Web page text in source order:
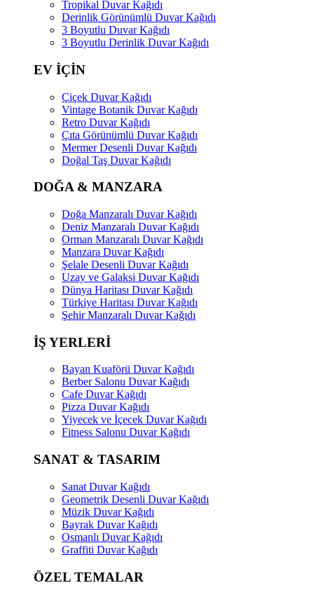
Tropikal Duvar Kağıdı
Derinlik Görünümlü Duvar Kağıdı
3 Boyutlu Duvar Kağıdı
3 Boyutlu Derinlik Duvar Kağıdı
EV İÇİN
Çiçek Duvar Kağıdı
Vintage Botanik Duvar Kağıdı
Retro Duvar Kağıdı
Çıta Görünümlü Duvar Kağıdı
Mermer Desenli Duvar Kağıdı
Doğal Taş Duvar Kağıdı
DOĞA & MANZARA
Doğa Manzaralı Duvar Kağıdı
Deniz Manzaralı Duvar Kağıdı
Orman Manzaralı Duvar Kağıdı
Manzara Duvar Kağıdı
Şelale Desenli Duvar Kağıdı
Uzay ve Galaksi Duvar Kağıdı
Dünya Haritası Duvar Kağıdı
Türkiye Haritası Duvar Kağıdı
Şehir Manzaralı Duvar Kağıdı
İŞ YERLERİ
Bayan Kuaförü Duvar Kağıdı
Berber Salonu Duvar Kağıdı
Cafe Duvar Kağıdı
Pizza Duvar Kağıdı
Yiyecek ve İçecek Duvar Kağıdı
Fitness Salonu Duvar Kağıdı
SANAT & TASARIM
Sanat Duvar Kağıdı
Geometrik Desenli Duvar Kağıdı
Müzik Duvar Kağıdı
Bayrak Duvar Kağıdı
Osmanlı Duvar Kağıdı
Graffiti Duvar Kağıdı
ÖZEL TEMALAR